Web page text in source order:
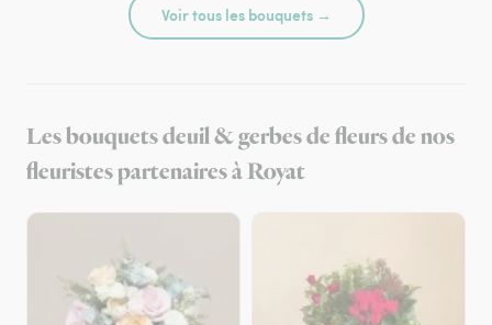
Voir tous les bouquets →
Les bouquets deuil & gerbes de fleurs de nos
fleuristes partenaires à Royat